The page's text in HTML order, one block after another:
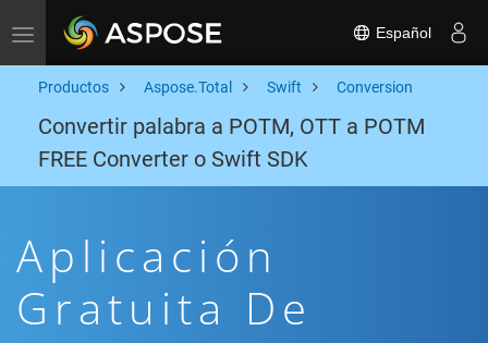
Toggle navigation Español
Productos Aspose.Total Swift Conversion
Convertir palabra a POTM, OTT a POTM
FREE Converter o Swift SDK
Aplicación
Gratuita De